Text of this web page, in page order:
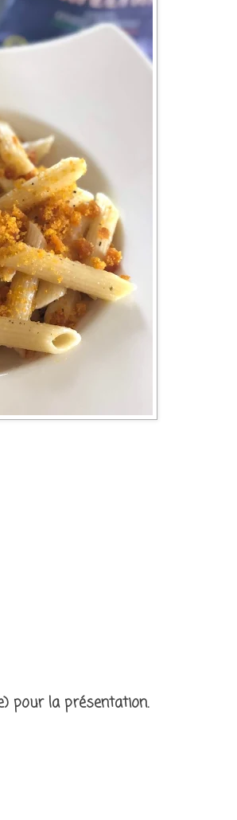
pour la présentation.